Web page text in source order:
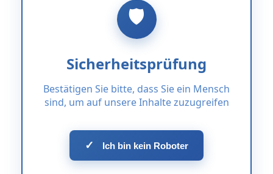
Sicherheitsprüfung
Bestätigen Sie bitte, dass Sie ein Mensch
sind, um auf unsere Inhalte zuzugreifen
✓ Ich bin kein Roboter